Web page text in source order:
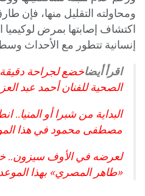
ومحاولته التقليل منها، فإن
اكتشاف إصابتها بمرض لوكيميا
إنسانية تتطور مع الأحداث
اقرأ أيضاخضع لجراحة
الصحية للفنان أحمد عبد
البداية من شبرا أو
مصطفى محمود في هذا
لعرضه في الأوف سيزون..
«طاهر المصري» بهذا